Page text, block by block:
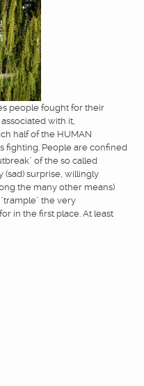
people fought for their
with it,
half of the HUMAN
fighting. People are confined
of the so called
(sad) surprise, willingly
the many other means)
the very
in the first place. At least